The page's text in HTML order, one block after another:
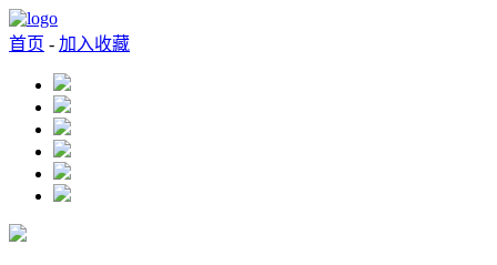
首页 - 加入收藏